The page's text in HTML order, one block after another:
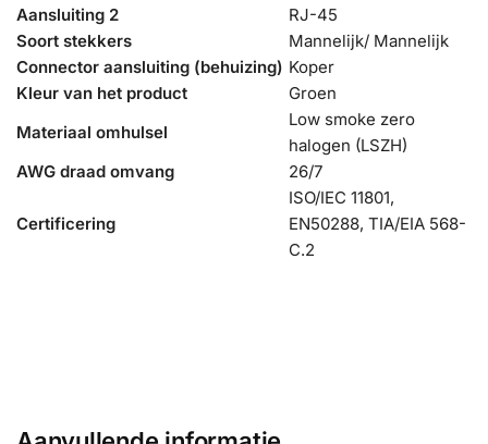
Aansluiting 2
RJ-45
Soort stekkers
Mannelijk/ Mannelijk
Connector aansluiting (behuizing) Koper
Kleur van het product
Groen
Materiaal omhulsel
Low smoke zero
halogen (LSZH)
AWG draad omvang
26/7
Certificering
ISO/IEC 11801,
EN50288, TIA/EIA 568-
C.2